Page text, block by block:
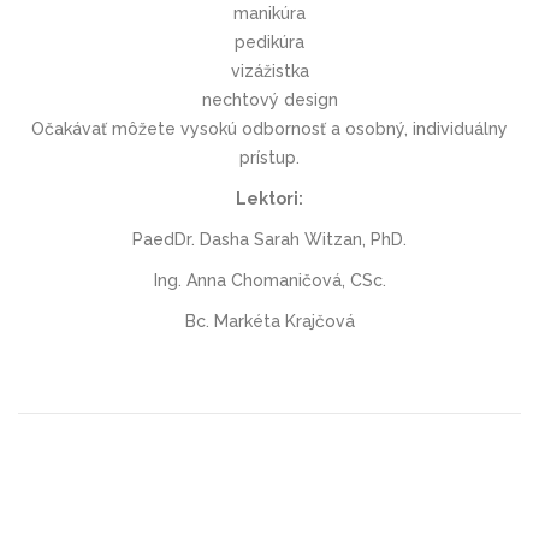
manikúra
pedikúra
vizážistka
nechtový design
Očakávať môžete vysokú odbornosť a osobný, individuálny
prístup.
Lektori:
PaedDr. Dasha Sarah Witzan, PhD.
Ing. Anna Chomaničová, CSc.
Bc. Markéta Krajčová